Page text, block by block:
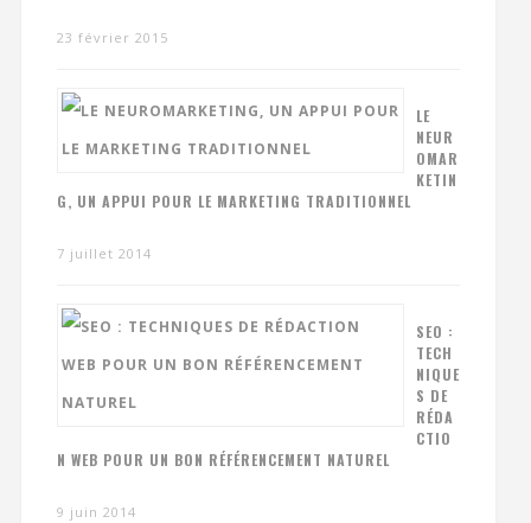
23 février 2015
LE
NEUR
OMAR
KETIN
G, UN APPUI POUR LE MARKETING TRADITIONNEL
7 juillet 2014
SEO :
TECH
NIQUE
S DE
RÉDA
CTIO
N WEB POUR UN BON RÉFÉRENCEMENT NATUREL
9 juin 2014